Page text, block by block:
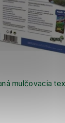
mulčovacia